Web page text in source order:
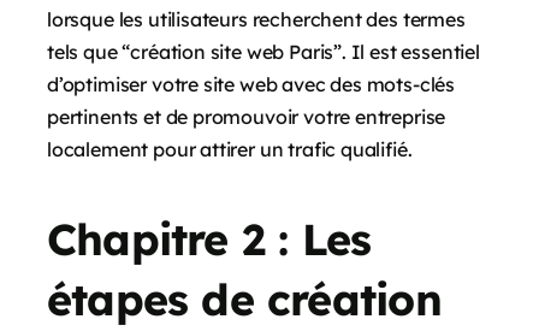
lorsque les utilisateurs recherchent des termes
tels que “création site web Paris”. Il est essentiel
d’optimiser votre site web avec des mots-clés
pertinents et de promouvoir votre entreprise
localement pour attirer un trafic qualifié.
Chapitre 2 : Les
étapes de création